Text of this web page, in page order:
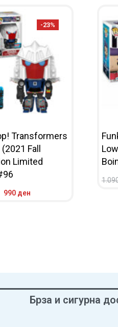
-23%
Transformers
Fall
Limited
990 ден
Брза и сигурна